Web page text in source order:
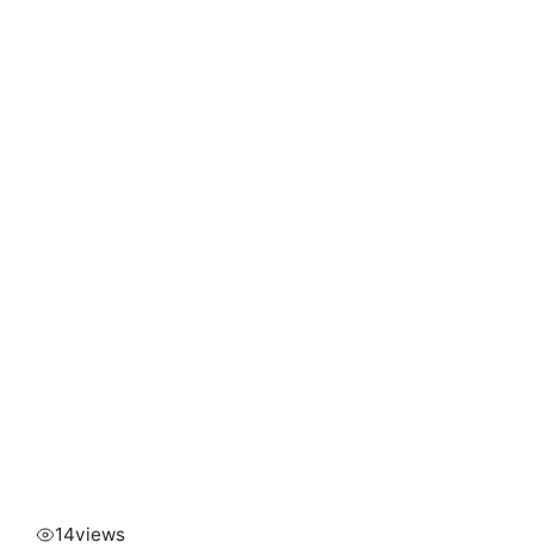
14views